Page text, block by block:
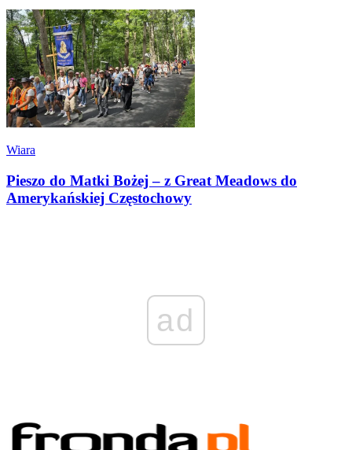
Wiara
Pieszo do Matki Bożej – z Great Meadows do
Amerykańskiej Częstochowy
ad